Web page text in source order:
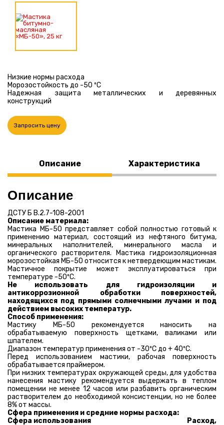
Низкие нормы расхода
Морозостойкость до -50 ºС
Надежная защита металлических и деревянных
конструкций
Запросить цену
Описание Характеристика
Описание
ДСТУ Б В.2.7-108-2001
Описание материала:
Мастика МБ-50 представляет собой полностью готовый к
применению материал, состоящий из нефтяного битума,
минеральных наполнителей, минерального масла и
органического растворителя. Мастика гидроизоляционная
морозостойкая МБ-50 относится к нетвердеющим мастикам.
Мастичное покрытие может эксплуатироваться при
температуре -50ºС.
Не использовать для гидроизоляции и
антикоррозионной обработки поверхностей,
находящихся под прямыми солнечными лучами и под
действием высоких температур.
Способ применения:
Мастику МБ-50 рекомендуется наносить на
обрабатываемую поверхность щетками, валиками или
шпателем.
Диапазон температур применения от -30ºС до + 40ºС.
Перед использованием мастики, рабочая поверхность
обрабатывается праймером.
При низких температурах окружающей среды, для удобства
нанесения мастику рекомендуется выдержать в теплом
помещении не менее 12 часов или разбавить органическим
растворителем до необходимой консистенции, но не более
8% от массы.
Сфера применения и средние нормы расхода:
Сфера использования
Расход,